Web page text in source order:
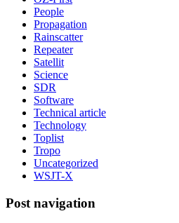
People
Propagation
Rainscatter
Repeater
Satellit
Science
SDR
Software
Technical article
Technology
Toplist
Tropo
Uncategorized
WSJT-X
Post navigation